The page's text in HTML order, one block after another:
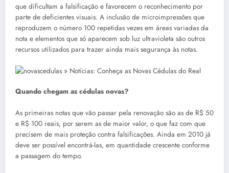
que dificultam a falsificação e favorecem o reconhecimento por
parte de deficientes visuais. A inclusão de microimpressões que
reproduzem o número 100 repetidas vezes em áreas variadas da
nota e elementos que só aparecem sob luz ultravioleta são outros
recursos utilizados para trazer ainda mais segurança às notas.
Quando chegam as cédulas novas?
As primeiras notas que vão passar pela renovação são as de R$ 50
e R$ 100 reais, por serem as de maior valor, o que faz com que
precisem de mais proteção contra falsificações. Ainda em 2010 já
deve ser possível encontrá-las, em quantidade crescente conforme
a passagem do tempo.